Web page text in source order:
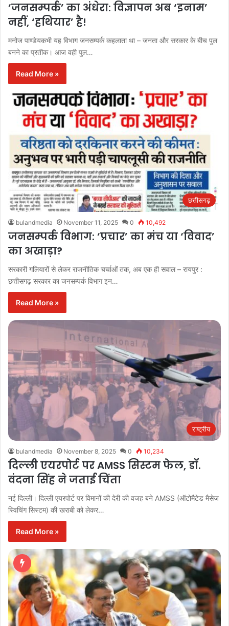
‘जनसम्पर्क’ का अंधेरा: विज्ञापन अब ‘इनाम’
नहीं, ‘हथियार’ है!
मनोज पाण्डेयकभी यह विभाग जनसम्पर्क कहलाता था – जनता और सरकार के बीच पुल
बनने का प्रतीक। आज वही पुल…
Read More »
छत्तीसगढ़
bulandmedia November 11, 2025 0 10,492
जनसम्पर्क विभाग: ‘प्रचार’ का मंच या ‘विवाद’
का अखाड़ा?
सरकारी गलियारों से लेकर राजनीतिक चर्चाओं तक, अब एक ही सवाल – रायपुर :
छत्तीसगढ़ सरकार का जनसम्पर्क विभाग इन…
Read More »
राष्ट्रीय
bulandmedia November 8, 2025 0 10,234
दिल्ली एयरपोर्ट पर AMSS सिस्टम फेल, डॉ.
वंदना सिंह ने जताई चिंता
नई दिल्ली। दिल्ली एयरपोर्ट पर विमानों की देरी की वजह बने AMSS (ऑटोमैटेड मैसेज
स्विचिंग सिस्टम) की खराबी को लेकर…
Read More »